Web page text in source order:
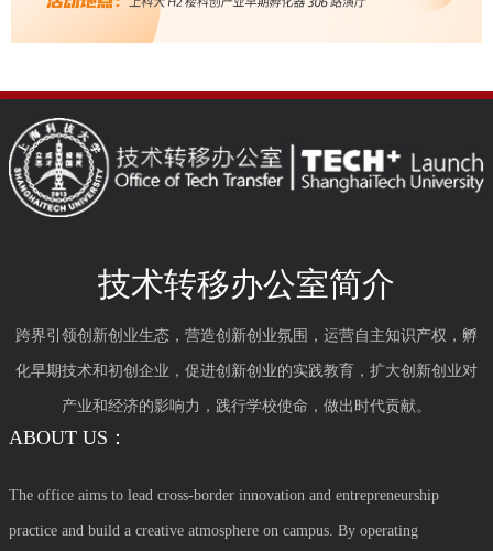
技术转移办公室简介
跨界引领创新创业生态，营造创新创业氛围，运营自主知识产权，孵
化早期技术和初创企业，促进创新创业的实践教育，扩大创新创业对
产业和经济的影响力，践行学校使命，做出时代贡献。
ABOUT US：
The office aims to lead cross-border innovation and entrepreneurship
practice and build a creative atmosphere on campus. By operating